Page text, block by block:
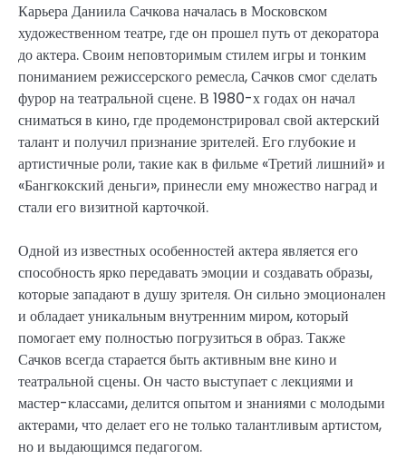
Карьера Даниила Сачкова началась в Московском
художественном театре, где он прошел путь от декоратора
до актера. Своим неповторимым стилем игры и тонким
пониманием режиссерского ремесла, Сачков смог сделать
фурор на театральной сцене. В 1980-х годах он начал
сниматься в кино, где продемонстрировал свой актерский
талант и получил признание зрителей. Его глубокие и
артистичные роли, такие как в фильме «Третий лишний» и
«Бангкокский деньги», принесли ему множество наград и
стали его визитной карточкой.
Одной из известных особенностей актера является его
способность ярко передавать эмоции и создавать образы,
которые западают в душу зрителя. Он сильно эмоционален
и обладает уникальным внутренним миром, который
помогает ему полностью погрузиться в образ. Также
Сачков всегда старается быть активным вне кино и
театральной сцены. Он часто выступает с лекциями и
мастер-классами, делится опытом и знаниями с молодыми
актерами, что делает его не только талантливым артистом,
но и выдающимся педагогом.